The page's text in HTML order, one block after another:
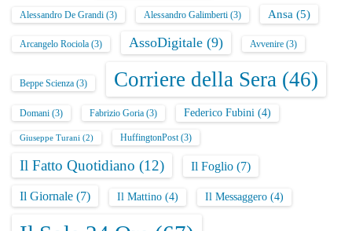
Alessandro De Grandi (3) Alessandro Galimberti (3) Ansa (5)
Arcangelo Rociola (3) AssoDigitale (9) Avvenire (3)
Beppe Scienza (3) Corriere della Sera (46)
Domani (3) Fabrizio Goria (3) Federico Fubini (4)
Giuseppe Turani (2) HuffingtonPost(3)
Il Fatto Quotidiano (12) Il Foglio (7)
Il Giornale (7) Il Mattino (4) Il Messaggero (4)